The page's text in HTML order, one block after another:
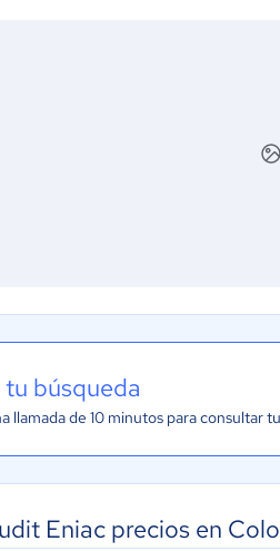
búsqueda
llamada de 10 minutos para consultar
Eniac precios en